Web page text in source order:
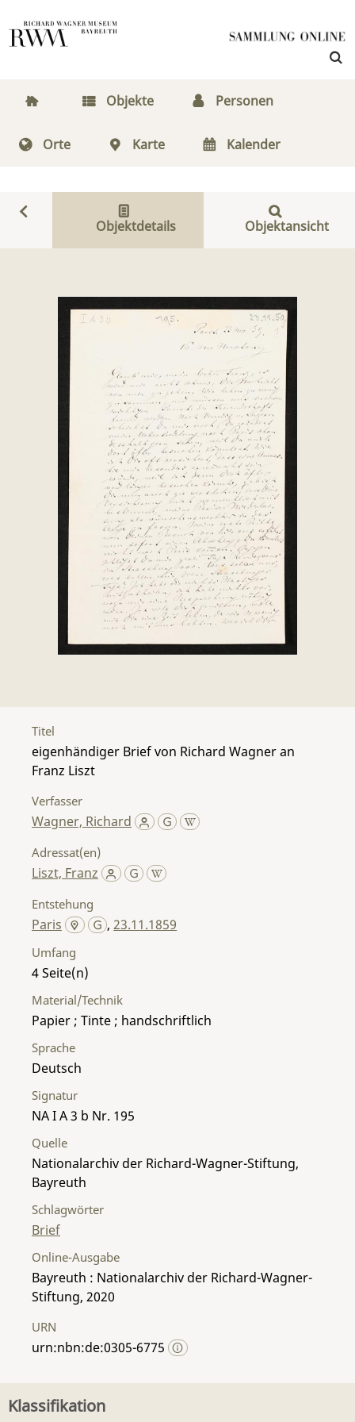
Objekte Personen
Orte Karte Kalender
Objektdetails Objektansicht
Titel
eigenhändiger Brief von Richard Wagner an
Franz Liszt
Verfasser
Wagner, Richard
Adressat(en)
Liszt, Franz
Entstehung
Paris ,23.11.1859
Umfang
4
Material/Technik
Papier ; Tinte ; handschriftlich
Sprache
Deutsch
Signatur
NA I A 3 b Nr. 195
Quelle
Nationalarchiv der Richard-Wagner-Stiftung,
Bayreuth
Schlagwörter
Brief
Online-Ausgabe
Bayreuth : Nationalarchiv der Richard-Wagner-
Stiftung, 2020
URN
urn:nbn:de:0305-6775
Klassifikation